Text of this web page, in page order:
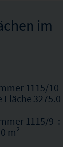
im
1115/10
3275.0
1115/9 :
m²